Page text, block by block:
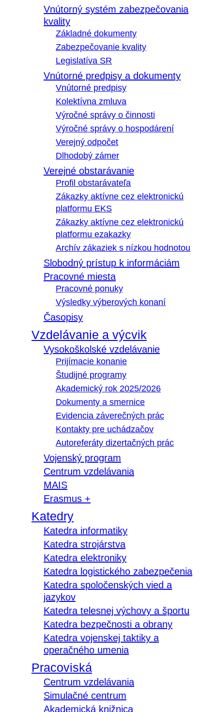
Vnútorný systém zabezpečovania
kvality
Základné dokumenty
Zabezpečovanie kvality
Legislatíva SR
Vnútorné predpisy a dokumenty
Vnútorné predpisy
Kolektívna zmluva
Výročné správy o činnosti
Výročné správy o hospodárení
Verejný odpočet
Dlhodobý zámer
Verejné obstarávanie
Profil obstarávateľa
Zákazky aktívne cez elektronickú
platformu EKS
Zákazky aktívne cez elektronickú
platformu ezakazky
Archív zákaziek s nízkou hodnotou
Slobodný prístup k informáciám
Pracovné miesta
Pracovné ponuky
Výsledky výberových konaní
Časopisy
Vzdelávanie a výcvik
Vysokoškolské vzdelávanie
Prijímacie konanie
Študijné programy
Akademický rok 2025/2026
Dokumenty a smernice
Evidencia záverečných prác
Kontakty pre uchádzačov
Autoreferáty dizertačných prác
Vojenský program
Centrum vzdelávania
MAIS
Erasmus +
Katedry
Katedra informatiky
Katedra strojárstva
Katedra elektroniky
Katedra logistického zabezpečenia
Katedra spoločenských vied a
jazykov
Katedra telesnej výchovy a športu
Katedra bezpečnosti a obrany
Katedra vojenskej taktiky a
operačného umenia
Pracoviská
Centrum vzdelávania
Simulačné centrum
Akademická knižnica